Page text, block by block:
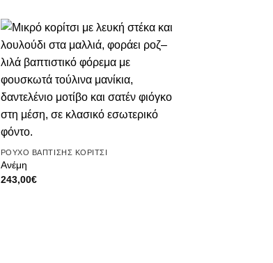
στην λίστα
επιθυμιών
ΡΟΥΧΟ ΒΑΠΤΙΣΗΣ ΚΟΡΙΤΣΙ
Ανέμη
243,00€